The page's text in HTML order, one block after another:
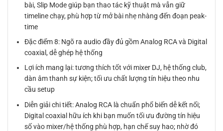
bài, Slip Mode giúp bạn thao tác kỹ thuật mà vẫn giữ
timeline chạy, phù hợp từ mở bài nhẹ nhàng đến đoạn peak-
time
Đặc điểm 8: Ngõ ra audio đầy đủ gồm Analog RCA và Digital
coaxial, dễ ghép hệ thống
Lợi ích mang lại: tương thích tốt với mixer DJ, hệ thống club,
dàn âm thanh sự kiện; tối ưu chất lượng tín hiệu theo nhu
cầu setup
Diễn giải chi tiết: Analog RCA là chuẩn phổ biến dễ kết nối;
Digital coaxial hữu ích khi bạn muốn tối ưu đường tín hiệu
số vào mixer/hệ thống phù hợp, hạn chế suy hao; nhờ đó